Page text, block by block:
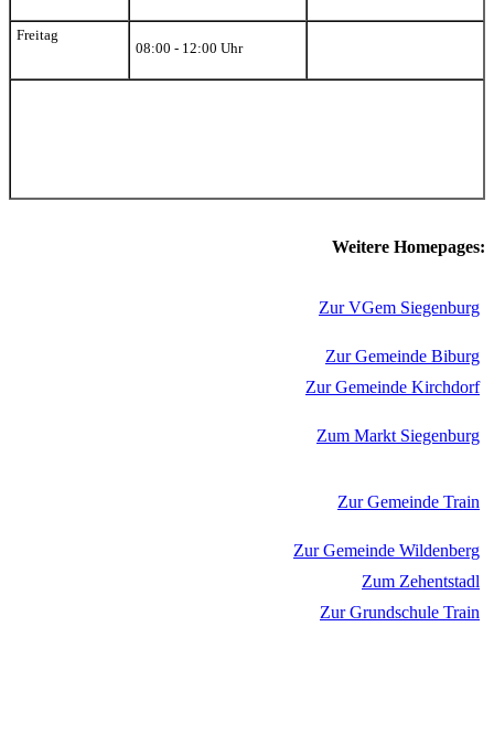
Freitag
08:00 - 12:00 Uhr
Weitere Homepages:
Zur VGem Siegenburg
Zur Gemeinde Biburg
Zur Gemeinde Kirchdorf
Zum Markt Siegenburg
Zur Gemeinde Train
Zur Gemeinde Wildenberg
Zum Zehentstadl
Zur Grundschule Train